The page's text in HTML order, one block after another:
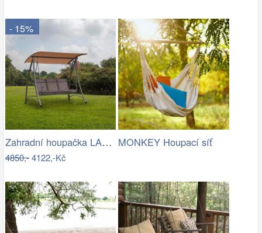
- 15%
Zahradní houpačka LAMIA Tempo Kondela
4850,-4122,-Kč
MONKEY Houpací síť